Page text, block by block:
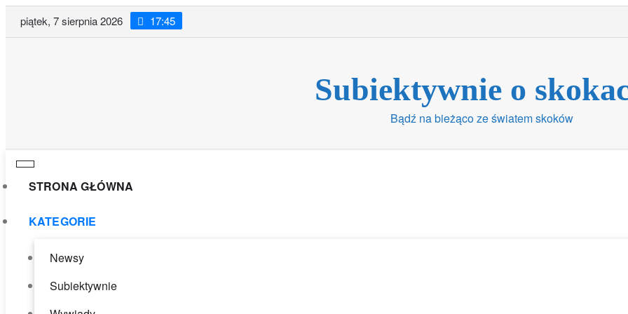
Przeskocz
do
piątek, 7 sierpnia 2026 17:45
Subiektywnie o
Bądź na bieżąco ze światem skoków
STRONA GŁÓWNA
KATEGORIE
Newsy
Subiektywnie